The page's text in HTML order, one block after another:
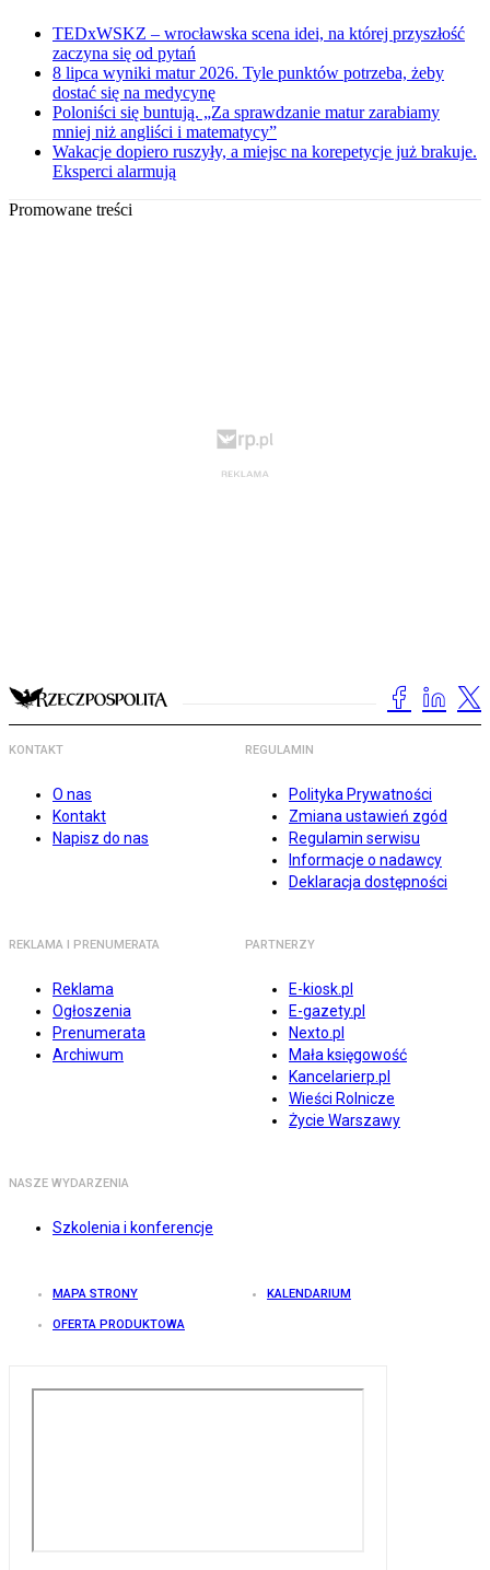
TEDxWSKZ – wrocławska scena idei, na której przyszłość
zaczyna się od pytań
8 lipca wyniki matur 2026. Tyle punktów potrzeba, żeby
dostać się na medycynę
Poloniści się buntują. „Za sprawdzanie matur zarabiamy
mniej niż angliści i matematycy”
Wakacje dopiero ruszyły, a miejsc na korepetycje już brakuje.
Eksperci alarmują
Promowane treści
KONTAKT
O nas
Kontakt
Napisz do nas
REGULAMIN
Polityka Prywatności
Zmiana ustawień zgód
Regulamin serwisu
Informacje o nadawcy
Deklaracja dostępności
REKLAMA I PRENUMERATA
Reklama
Ogłoszenia
Prenumerata
Archiwum
PARTNERZY
E-kiosk.pl
E-gazety.pl
Nexto.pl
Mała księgowość
Kancelarierp.pl
Wieści Rolnicze
Życie Warszawy
NASZE WYDARZENIA
Szkolenia i konferencje
MAPA STRONY KALENDARIUM
OFERTA PRODUKTOWA